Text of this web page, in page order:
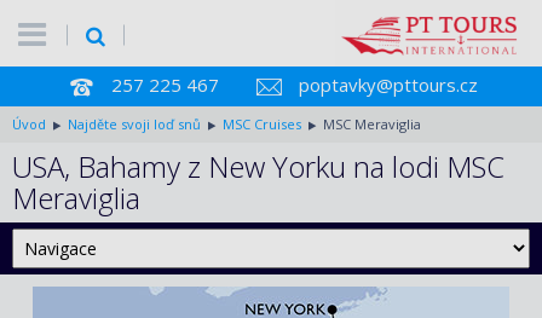
257 225 467 poptavky@pttours.cz
Úvod Najděte svoji loď snů MSC Cruises MSC Meraviglia
USA, Bahamy z New Yorku na lodi MSC
Meraviglia